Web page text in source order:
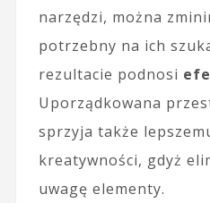
narzędzi, można
potrzebny na ich
rezultacie podnosi
Uporządkowana
sprzyja także
kreatywności, gdyż
uwagę elementy.